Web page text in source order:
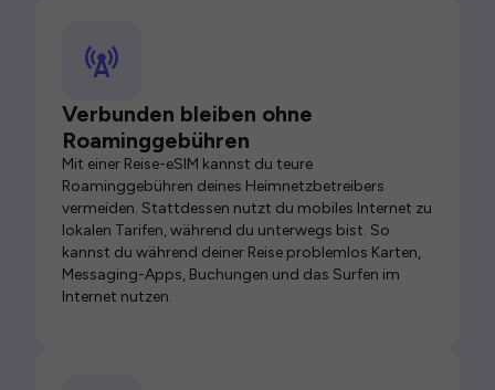
Verbunden bleiben ohne
Roaminggebühren
Mit einer Reise-eSIM kannst du teure
Roaminggebühren deines Heimnetzbetreibers
vermeiden. Stattdessen nutzt du mobiles Internet zu
lokalen Tarifen, während du unterwegs bist. So
kannst du während deiner Reise problemlos Karten,
Messaging-Apps, Buchungen und das Surfen im
Internet nutzen.